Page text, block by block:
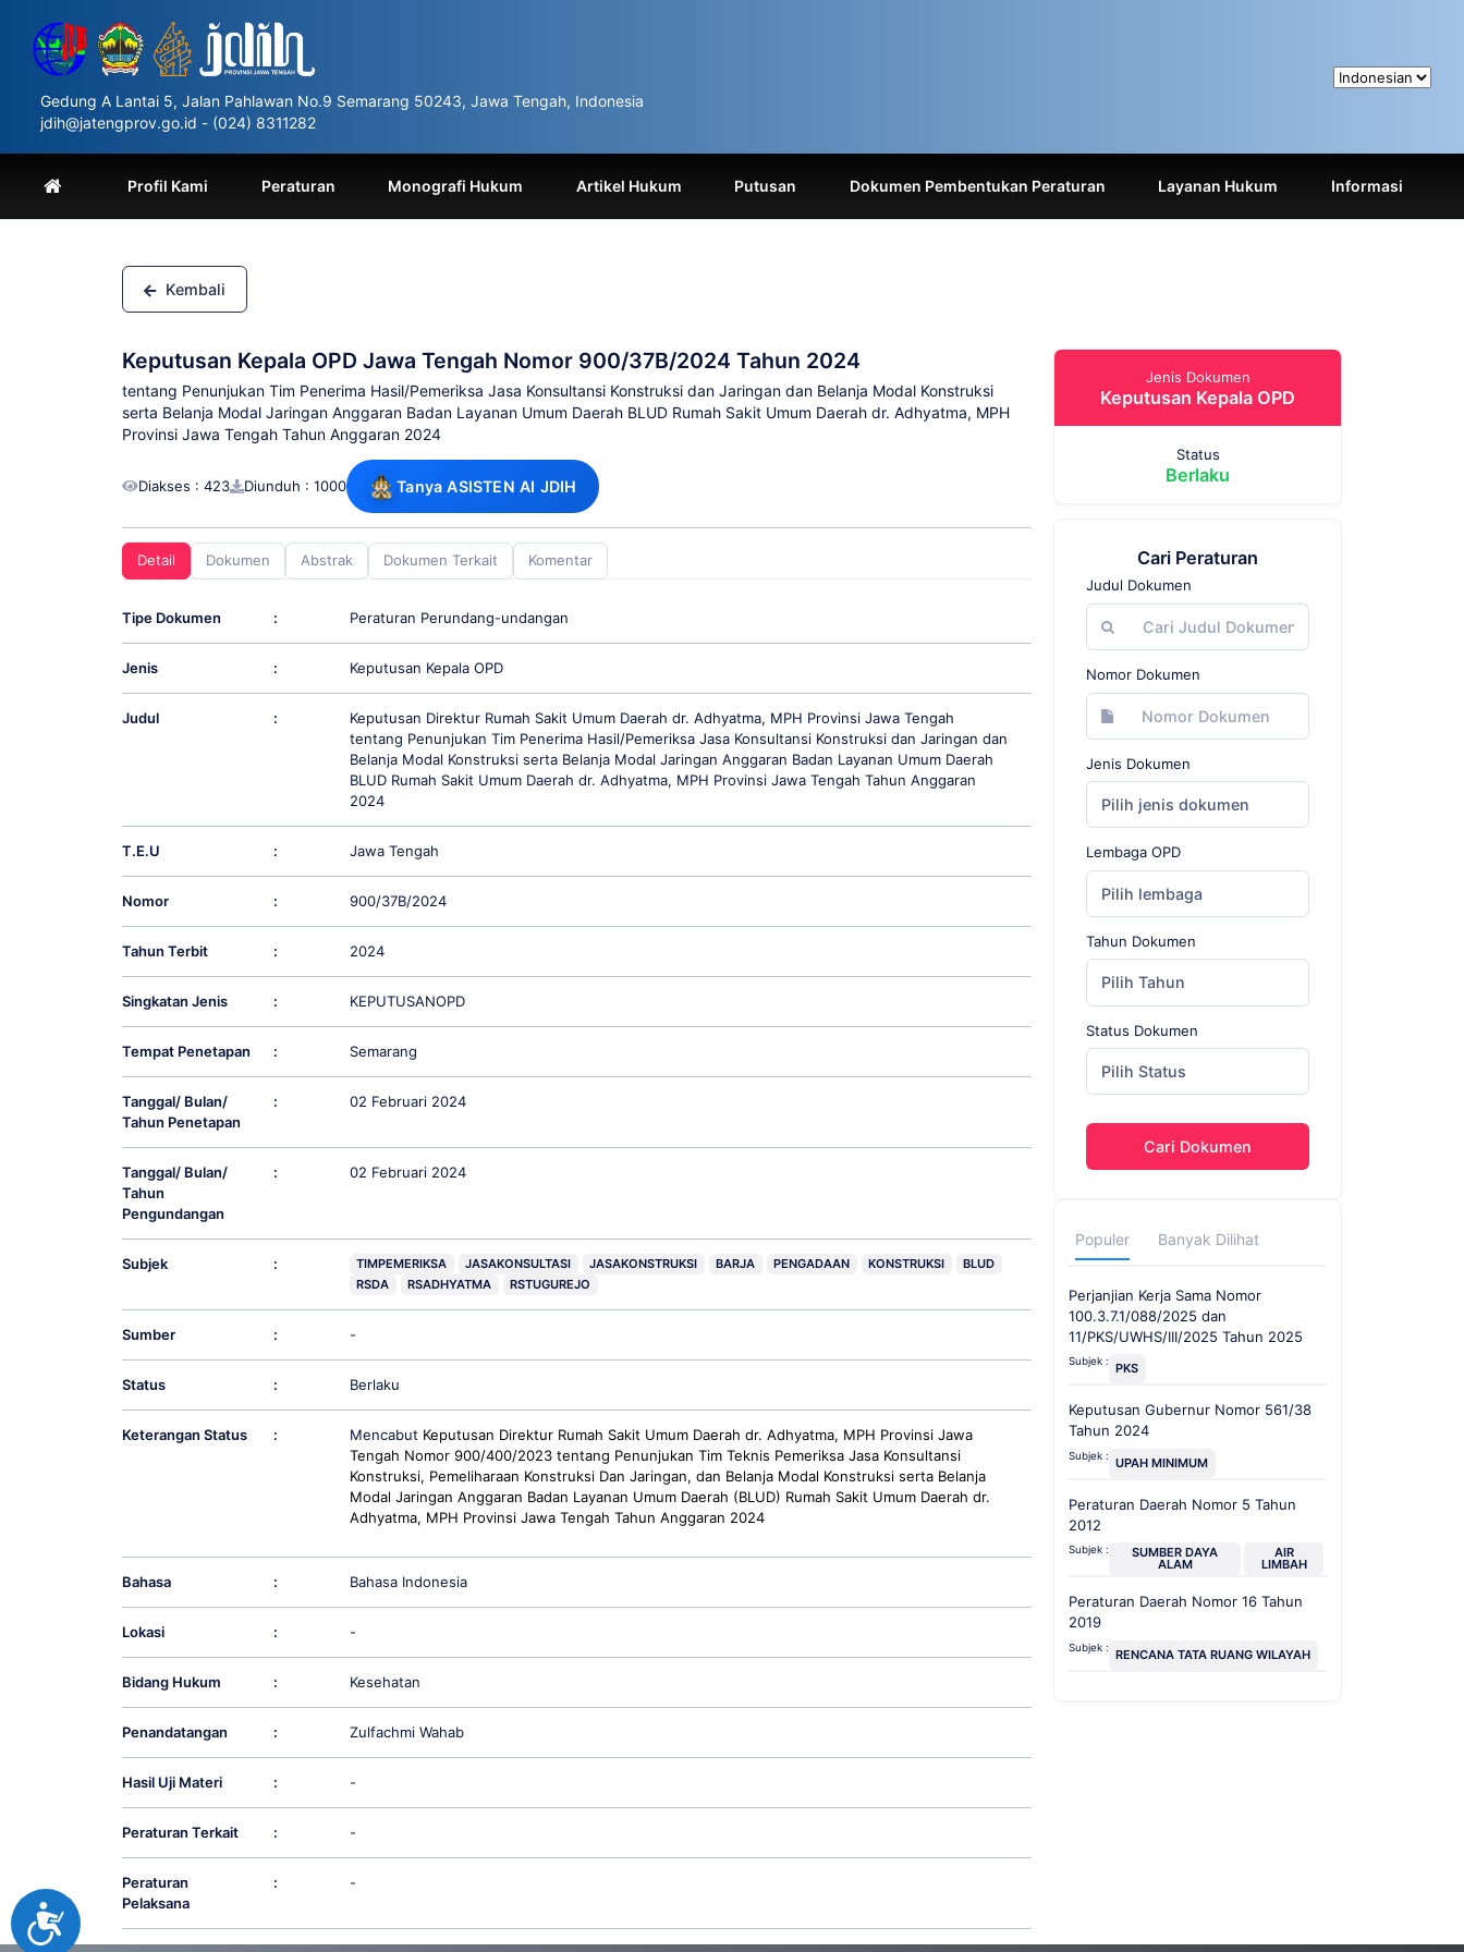
website
includes
accessibility
system.
Control-
F11
Accessibility
Gedung A Lantai 5, Jalan Pahlawan No.9 Semarang 50243, Jawa Tengah, Indonesia
jdih@jatengprov.go.id - (024) 8311282
Profil Kami Peraturan Monografi Hukum Artikel Hukum Putusan Dokumen Pembentukan Peraturan Layanan Hukum Informasi
Kembali
Keputusan Kepala OPD Jawa Tengah Nomor 900/37B/2024 Tahun 2024
tentang Penunjukan Tim Penerima Hasil/Pemeriksa Jasa Konsultansi Konstruksi dan Jaringan dan Belanja Modal Konstruksi
serta Belanja Modal Jaringan Anggaran Badan Layanan Umum Daerah BLUD Rumah Sakit Umum Daerah dr. Adhyatma, MPH
Provinsi Jawa Tengah Tahun Anggaran 2024
Diakses : 423 Diunduh : 1000 Tanya ASISTEN AI JDIH
Detail Dokumen Abstrak Dokumen Terkait Komentar
Tipe Dokumen : Peraturan Perundang-undangan
Jenis : Keputusan Kepala OPD
Judul :
Keputusan Direktur Rumah Sakit Umum Daerah dr. Adhyatma, MPH Provinsi Jawa Tengah
tentang Penunjukan Tim Penerima Hasil/Pemeriksa Jasa Konsultansi Konstruksi dan Jaringan dan
Belanja Modal Konstruksi serta Belanja Modal Jaringan Anggaran Badan Layanan Umum Daerah
BLUD Rumah Sakit Umum Daerah dr. Adhyatma, MPH Provinsi Jawa Tengah Tahun Anggaran
2024
T.E.U : Jawa Tengah
Nomor : 900/37B/2024
Tahun Terbit : 2024
Singkatan Jenis : KEPUTUSANOPD
Tempat Penetapan : Semarang
Tanggal/ Bulan/
Tahun Penetapan
: 02 Februari 2024
Tanggal/ Bulan/
Tahun
Pengundangan
: 02 Februari 2024
Subjek : TIMPEMERIKSA JASAKONSULTASI JASAKONSTRUKSI BARJA PENGADAAN KONSTRUKSI
BLUD
RSDA
RSADHYATMA RSTUGUREJO
Sumber : -
Status : Berlaku
Keterangan Status : Mencabut Keputusan Direktur Rumah Sakit Umum Daerah dr. Adhyatma, MPH Provinsi Jawa
Tengah Nomor 900/400/2023 tentang Penunjukan Tim Teknis Pemeriksa Jasa Konsultansi
Konstruksi, Pemeliharaan Konstruksi Dan Jaringan, dan Belanja Modal Konstruksi serta Belanja
Modal Jaringan Anggaran Badan Layanan Umum Daerah (BLUD) Rumah Sakit Umum Daerah dr.
Adhyatma, MPH Provinsi Jawa Tengah Tahun Anggaran 2024
Bahasa : Bahasa Indonesia
Lokasi : -
Bidang Hukum : Kesehatan
Penandatangan : Zulfachmi Wahab
Hasil Uji Materi : -
Peraturan Terkait : -
Peraturan
Pelaksana
: -
Jenis Dokumen
Keputusan Kepala OPD
Status
Berlaku
Cari Peraturan
Judul Dokumen
Nomor Dokumen
Jenis Dokumen
Pilih jenis dokumen
Lembaga OPD
Pilih lembaga
Tahun Dokumen
Pilih Tahun
Status Dokumen
Pilih Status
Cari Dokumen
Populer Banyak Dilihat
Perjanjian Kerja Sama Nomor
100.3.7.1/088/2025 dan
11/PKS/UWHS/III/2025 Tahun 2025
Subjek : PKS
Keputusan Gubernur Nomor 561/38
Tahun 2024
Subjek : UPAH MINIMUM
Peraturan Daerah Nomor 5 Tahun
2012
Subjek : SUMBER DAYA
ALAM
AIR
LIMBAH
Peraturan Daerah Nomor 16 Tahun
2019
Subjek : RENCANA TATA RUANG WILAYAH